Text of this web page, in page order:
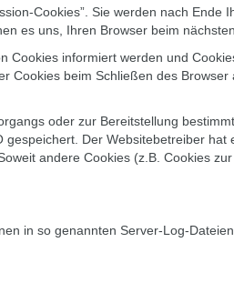
Cookies”. Sie werden nach
es uns, Ihren Browser beim
Cookies informiert werden und
Cookies beim Schließen des
oder zur Bereitstellung
Der Websitebetreiber
andere Cookies (z.B. Cookies
in so genannten Server-Log-